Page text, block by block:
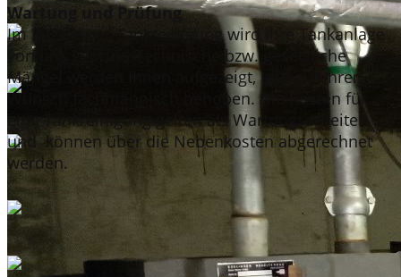
Wartung und Prüfung
Im Zuge einer Tankreinigung wird Ihre Tankanlage
von uns geprüft. Technische bzw. gesetzliche
Mängel werden Ihnen aufgezeigt, und auf Ihren
Wunsch fachmännisch behoben. Die Kosten für
eine Tankreinigung gelten als Wartungsarbeiten
und können über die Nebenkosten abgerechnet
werden.